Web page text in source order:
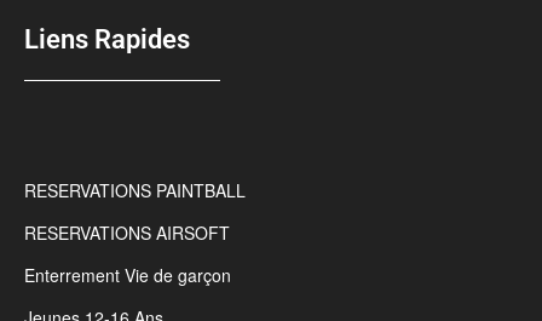
Liens Rapides
RESERVATIONS PAINTBALL
RESERVATIONS AIRSOFT
Enterrement Vie de garçon